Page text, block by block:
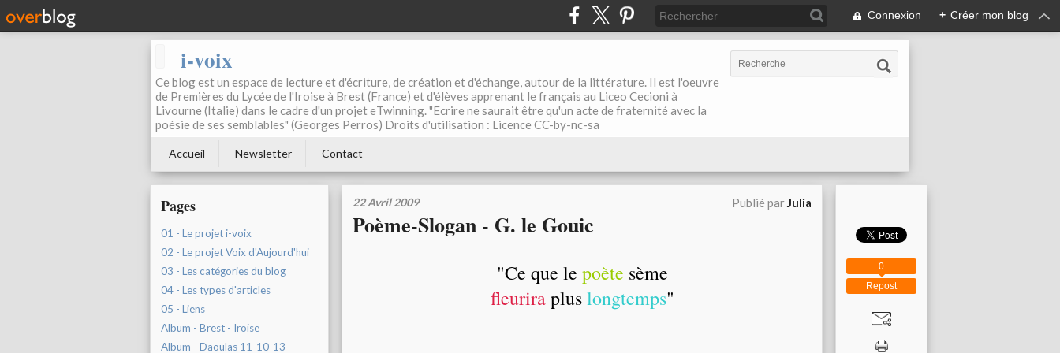
Connexion + Créer mon blog
i-voix
Ce blog est un espace de lecture et d'écriture, de création et d'échange, autour de la littérature. Il est l'oeuvre
de Premières du Lycée de l'Iroise à Brest (France) et d'élèves apprenant le français au Liceo Cecioni à
Livourne (Italie) dans le cadre d'un projet eTwinning. "Ecrire ne saurait être qu'un acte de fraternité avec la
poésie de ses semblables" (Georges Perros) Droits d'utilisation : Licence CC-by-nc-sa
Accueil Newsletter Contact
Pages
01 - Le projet i-voix
02 - Le projet Voix d'Aujourd'hui
03 - Les catégories du blog
04 - Les types d'articles
05 - Liens
Album - Brest - Iroise
Album - Daoulas 11-10-13
22 Avril 2009 Publié parJulia
Poème-Slogan - G. le Gouic
"Ce que le poète sème
fleurira plus longtemps" Repost
0